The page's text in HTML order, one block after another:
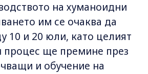
на хуманоидни
им се очаква да
10 и 20 юли, като целият
процес ще премине през
и обучение на